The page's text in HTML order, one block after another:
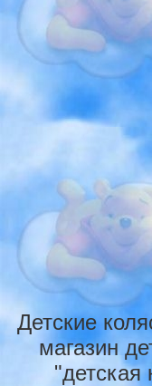
Детские
магазин
"детская